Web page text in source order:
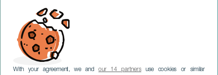
With your agreement, we andour 14 partnersuse cookies or similar